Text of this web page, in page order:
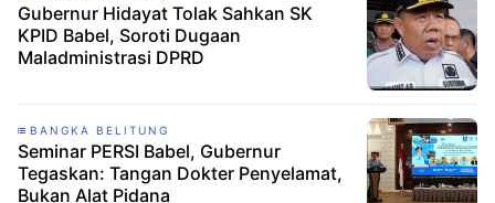
Gubernur Hidayat Tolak Sahkan SK
KPID Babel, Soroti Dugaan
Maladministrasi DPRD
BANGKA BELITUNG
Seminar PERSI Babel, Gubernur
Tegaskan: Tangan Dokter Penyelamat,
Bukan Alat Pidana